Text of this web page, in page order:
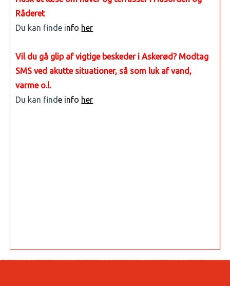
Råderet
Du kan finde info her
Vil du gå glip af vigtige beskeder i Askerød? Modtag
SMS ved akutte situationer, så som luk af vand,
varme o.l.
Du kan finde info her